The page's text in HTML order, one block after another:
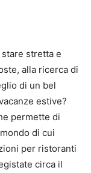
stretta e
alla ricerca di
di un bel
estive?
permette di
di cui
per ristoranti
circa il